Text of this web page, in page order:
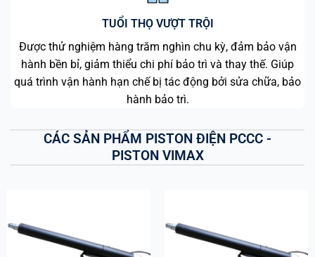
TUỔI THỌ VƯỢT TRỘI
Được thử nghiệm hàng trăm nghìn chu kỳ, đảm bảo vận
hành bền bỉ, giảm thiểu chi phí bảo trì và thay thế. Giúp
quá trình vận hành hạn chế bị tác động bởi sửa chữa, bảo
hành bảo trì.
CÁC SẢN PHẨM PISTON ĐIỆN PCCC -
PISTON VIMAX